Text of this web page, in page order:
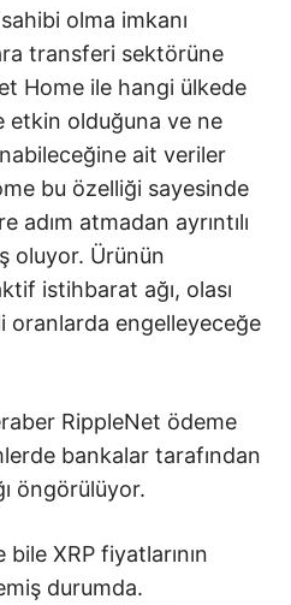
olma imkanı
transferi sektörüne
Home ile hangi ülkede
etkin olduğuna ve ne
ait veriler
bu özelliği sayesinde
atmadan ayrıntılı
oluyor. Ürünün
istihbarat ağı, olası
oranlarda engelleyeceğe
RippleNet ödeme
bankalar tarafından
öngörülüyor.
XRP fiyatlarının
durumda.